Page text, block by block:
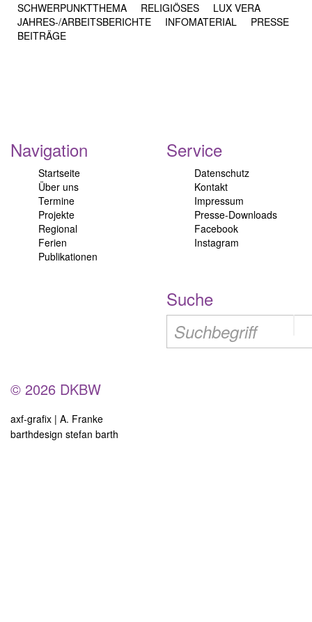
SCHWERPUNKTTHEMA RELIGIÖSES
LUX VERA
JAHRES-/​ARBEITSBERICHTE
INFOMATERIAL
PRESSE
BEITRÄGE
Navigation
Startseite
Über uns
Termine
Projekte
Regional
Ferien
Publikationen
Service
Datenschutz
Kontakt
Impressum
Presse-Downloads
Facebook
Instagram
Suche
© 2026 DKBW
axf-grafix | A. Franke
barthdesign stefan barth